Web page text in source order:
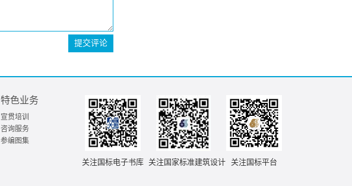
提交评论
特色业务
宣贯培训
咨询服务
参编图集
关注国标电子书库 关注国家标准建筑设计 关注国标平台